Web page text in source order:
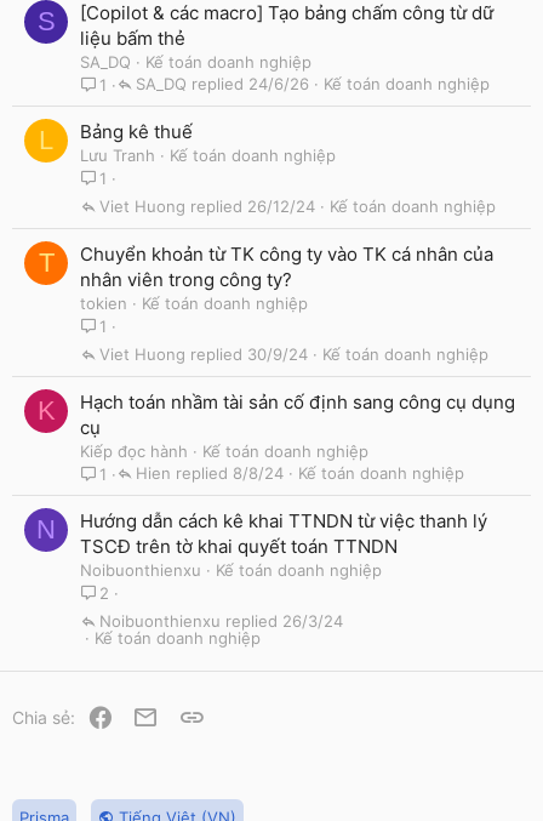
S
[Copilot & các macro] Tạo bảng chấm công từ dữ
liệu bấm thẻ
SA_DQ
Kế toán doanh nghiệp
1
Kế toán doanh nghiệp
24/6/26
SA_DQ
L Bảng kê thuế
Lưu Tranh
Kế toán doanh nghiệp
1
Kế toán doanh nghiệp
26/12/24
Viet Huong
T
Chuyển khoản từ TK công ty vào TK cá nhân của
nhân viên trong công ty?
tokien
Kế toán doanh nghiệp
1
Kế toán doanh nghiệp
30/9/24
Viet Huong
K
Hạch toán nhầm tài sản cố định sang công cụ dụng
cụ
Kiếp đọc hành
Kế toán doanh nghiệp
1
Kế toán doanh nghiệp
8/8/24
Hien
N
Hướng dẫn cách kê khai TTNDN từ việc thanh lý
TSCĐ trên tờ khai quyết toán TTNDN
Noibuonthienxu
Kế toán doanh nghiệp
2
Kế toán doanh nghiệp
26/3/24
Noibuonthienxu
Chia sẻ: Facebook
Email